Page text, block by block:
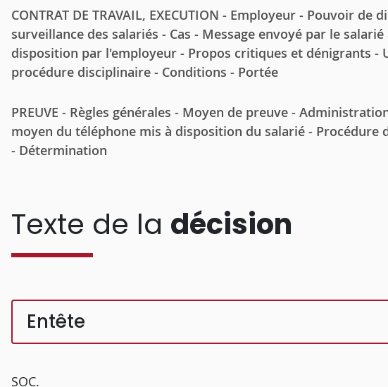
CONTRAT DE TRAVAIL, EXECUTION - Employeur - Pouvoir
surveillance des salariés - Cas - Message envoyé par le
disposition par l'employeur - Propos critiques et dénigrants -
procédure disciplinaire - Conditions - Portée
PREUVE - Règles générales - Moyen de preuve -
moyen du téléphone mis à disposition du salarié - Procédure
- Détermination
Texte de la décision
Entête
SOC.